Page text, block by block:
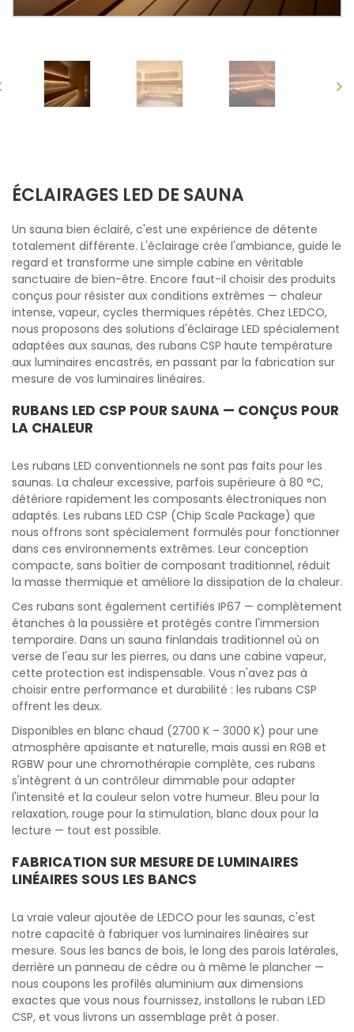
ÉCLAIRAGES LED DE SAUNA
Un sauna bien éclairé, c'est une expérience de détente
totalement différente. L'éclairage crée l'ambiance, guide le
regard et transforme une simple cabine en véritable
sanctuaire de bien-être. Encore faut-il choisir des produits
conçus pour résister aux conditions extrêmes — chaleur
intense, vapeur, cycles thermiques répétés. Chez LEDCO,
nous proposons des solutions d'éclairage LED spécialement
adaptées aux saunas, des rubans CSP haute température
aux luminaires encastrés, en passant par la fabrication sur
mesure de vos luminaires linéaires.
RUBANS LED CSP POUR SAUNA — CONÇUS POUR
LA CHALEUR
Les rubans LED conventionnels ne sont pas faits pour les
saunas. La chaleur excessive, parfois supérieure à 80 °C,
détériore rapidement les composants électroniques non
adaptés. Les rubans LED CSP (Chip Scale Package) que
nous offrons sont spécialement formulés pour fonctionner
dans ces environnements extrêmes. Leur conception
compacte, sans boîtier de composant traditionnel, réduit
la masse thermique et améliore la dissipation de la chaleur.
Ces rubans sont également certifiés IP67 — complètement
étanches à la poussière et protégés contre l'immersion
temporaire. Dans un sauna finlandais traditionnel où on
verse de l'eau sur les pierres, ou dans une cabine vapeur,
cette protection est indispensable. Vous n'avez pas à
choisir entre performance et durabilité : les rubans CSP
offrent les deux.
Disponibles en blanc chaud (2700 K – 3000 K) pour une
atmosphère apaisante et naturelle, mais aussi en RGB et
RGBW pour une chromothérapie complète, ces rubans
s'intègrent à un contrôleur dimmable pour adapter
l'intensité et la couleur selon votre humeur. Bleu pour la
relaxation, rouge pour la stimulation, blanc doux pour la
lecture — tout est possible.
FABRICATION SUR MESURE DE LUMINAIRES
LINÉAIRES SOUS LES BANCS
La vraie valeur ajoutée de LEDCO pour les saunas, c'est
notre capacité à fabriquer vos luminaires linéaires sur
mesure. Sous les bancs de bois, le long des parois latérales,
derrière un panneau de cèdre ou à même le plancher —
nous coupons les profilés aluminium aux dimensions
exactes que vous nous fournissez, installons le ruban LED
CSP, et vous livrons un assemblage prêt à poser.